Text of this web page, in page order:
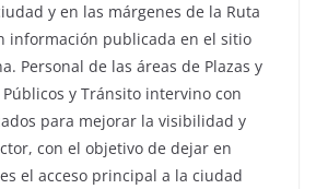
y en las márgenes de la Ruta
información publicada en el sitio
Personal de las áreas de Plazas y
Públicos y Tránsito intervino con
para mejorar la visibilidad y
con el objetivo de dejar en
el acceso principal a la ciudad